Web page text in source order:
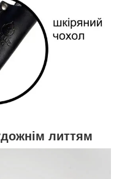
литтям